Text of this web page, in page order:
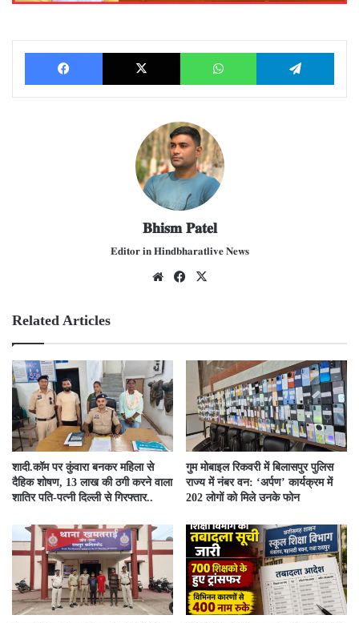
Facebook X WhatsApp
𝐁𝐡𝐢𝐬𝐦 𝐏𝐚𝐭𝐞𝐥
𝐄𝐝𝐢𝐭𝐨𝐫 𝐢𝐧 𝐇𝐢𝐧𝐝𝐛𝐡𝐚𝐫𝐚𝐭𝐥𝐢𝐯𝐞 𝐍𝐞𝐰𝐬
We
Fac
Related Articles
​शादी.कॉम पर कुंवारा बनकर महिला से
दैहिक शोषण, 13 लाख की ठगी करने वाला
शातिर पति-पत्नी दिल्ली से गिरफ्तार..
गुम मोबाइल रिकवरी में बिलासपुर पुलिस
राज्य में नंबर वन: ‘अर्पण’ कार्यक्रम में
202 लोगों को मिले उनके फोन